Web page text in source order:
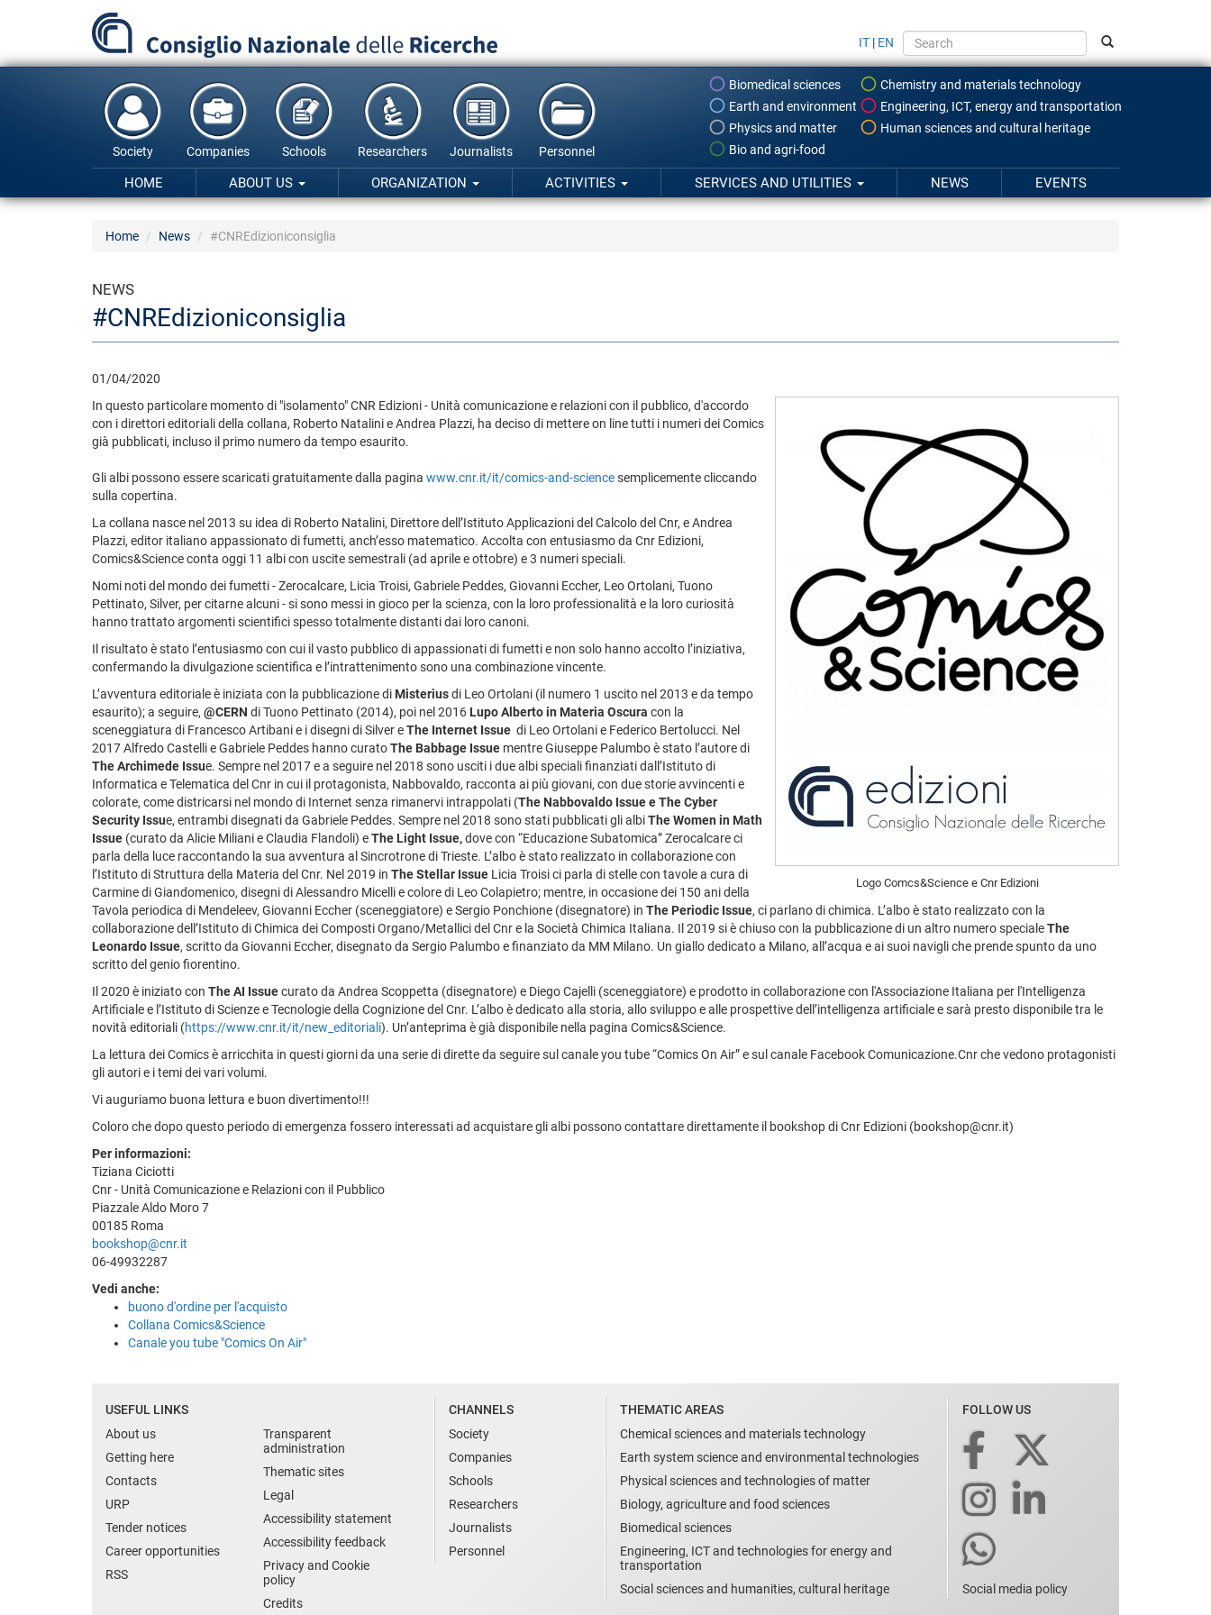
content
IT | EN
Biomedical sciences
Chemistry and materials technology
Earth and environment
Engineering, ICT, energy and transportation
Physics and matter
Human sciences and cultural heritage
Bio and agri-food
Society Companies Schools Researchers Journalists Personnel
HOME ABOUT US ORGANIZATION ACTIVITIES SERVICES AND UTILITIES NEWS EVENTS
Home News #CNREdizioniconsiglia
NEWS
#CNREdizioniconsiglia
01/04/2020
Logo Comcs&Science e Cnr Edizioni
In questo particolare momento di "isolamento" CNR Edizioni - Unità comunicazione e relazioni con il pubblico, d'accordo
con i direttori editoriali della collana, Roberto Natalini e Andrea Plazzi, ha deciso di mettere on line tutti i numeri dei Comics
già pubblicati, incluso il primo numero da tempo esaurito.
Gli albi possono essere scaricati gratuitamente dalla pagina www.cnr.it/it/comics-and-sciencesemplicemente cliccando
sulla copertina.
La collana nasce nel 2013 su idea di Roberto Natalini, Direttore dell’Istituto Applicazioni del Calcolo del Cnr, e Andrea
Plazzi, editor italiano appassionato di fumetti, anch’esso matematico. Accolta con entusiasmo da Cnr Edizioni,
Comics&Science conta oggi 11 albi con uscite semestrali (ad aprile e ottobre) e 3 numeri speciali.
Nomi noti del mondo dei fumetti - Zerocalcare, Licia Troisi, Gabriele Peddes, Giovanni Eccher, Leo Ortolani, Tuono
Pettinato, Silver, per citarne alcuni - si sono messi in gioco per la scienza, con la loro professionalità e la loro curiosità
hanno trattato argomenti scientifici spesso totalmente distanti dai loro canoni.
Il risultato è stato l’entusiasmo con cui il vasto pubblico di appassionati di fumetti e non solo hanno accolto l’iniziativa,
confermando la divulgazione scientifica e l’intrattenimento sono una combinazione vincente.
L’avventura editoriale è iniziata con la pubblicazione di Misteriusdi Leo Ortolani (il numero 1 uscito nel 2013 e da tempo
esaurito); a seguire, @CERN di Tuono Pettinato (2014), poi nel 2016 Lupo Alberto in Materia Oscura con la
sceneggiatura di Francesco Artibani e i disegni di Silver eThe Internet Issue di Leo Ortolani e Federico Bertolucci. Nel
2017 Alfredo Castelli e Gabriele Peddes hanno curatoThe Babbage Issue mentre Giuseppe Palumbo è stato l’autore di
The Archimede Issue. Sempre nel 2017 e a seguire nel 2018 sono usciti i due albi speciali finanziati dall’Istituto di
Informatica e Telematica del Cnr in cui il protagonista, Nabbovaldo, racconta ai più giovani, con due storie avvincenti e
colorate, come districarsi nel mondo di Internet senza rimanervi intrappolati (The Nabbovaldo Issue e The Cyber
Security Issue, entrambi disegnati da Gabriele Peddes. Sempre nel 2018 sono stati pubblicati gli albiThe Women in Math
Issue (curato da Alicie Miliani e Claudia Flandoli) eThe Light Issue,dove con “Educazione Subatomica” Zerocalcare ci
parla della luce raccontando la sua avventura al Sincrotrone di Trieste. L’albo è stato realizzato in collaborazione con
l’Istituto di Struttura della Materia del Cnr. Nel 2019 in The Stellar Issue Licia Troisi ci parla di stelle con tavole a cura di
Carmine di Giandomenico, disegni di Alessandro Micelli e colore di Leo Colapietro; mentre, in occasione dei 150 ani della
Tavola periodica di Mendeleev, Giovanni Eccher (sceneggiatore) e Sergio Ponchione (disegnatore) in The Periodic Issue, ci parlano di chimica. L’albo è stato realizzato con la
collaborazione dell’Istituto di Chimica dei Composti Organo/Metallici del Cnr e la Società Chimica Italiana. Il 2019 si è chiuso con la pubblicazione di un altro numero specialeThe
Leonardo Issue, scritto da Giovanni Eccher, disegnato da Sergio Palumbo e finanziato da MM Milano. Un giallo dedicato a Milano, all’acqua e ai suoi navigli che prende spunto da uno
scritto del genio fiorentino.
Il 2020 è iniziato con The AI Issuecurato da Andrea Scoppetta (disegnatore) e Diego Cajelli (sceneggiatore) e prodotto in collaborazione con l'Associazione Italiana per l'Intelligenza
Artificiale e l’Istituto di Scienze e Tecnologie della Cognizione del Cnr. L’albo è dedicato alla storia, allo sviluppo e alle prospettive dell’intelligenza artificiale e sarà presto disponibile tra le
novità editoriali (https://www.cnr.it/it/new_editoriali). Un’anteprima è già disponibile nella pagina Comics&Science.
La lettura dei Comics è arricchita in questi giorni da una serie di dirette da seguire sul canale you tube “Comics On Air” e sul canale Facebook Comunicazione.Cnr che vedono protagonisti
gli autori e i temi dei vari volumi.
Vi auguriamo buona lettura e buon divertimento!!!
Coloro che dopo questo periodo di emergenza fossero interessati ad acquistare gli albi possono contattare direttamente il bookshop di Cnr Edizioni (bookshop@cnr.it)
Per informazioni:
Tiziana Ciciotti
Cnr - Unità Comunicazione e Relazioni con il Pubblico
Piazzale Aldo Moro 7
00185 Roma
bookshop@cnr.it
06-49932287
Vedi anche:
buono d'ordine per l'acquisto
Collana Comics&Science
Canale you tube "Comics On Air"
USEFUL LINKS
About us
Getting here
Contacts
URP
Tender notices
Career opportunities
RSS
Transparent
administration
Thematic sites
Legal
Accessibility statement
Accessibility feedback
Privacy and Cookie
policy
Credits
CHANNELS
Society
Companies
Schools
Researchers
Journalists
Personnel
THEMATIC AREAS
Chemical sciences and materials technology
Earth system science and environmental technologies
Physical sciences and technologies of matter
Biology, agriculture and food sciences
Biomedical sciences
Engineering, ICT and technologies for energy and
transportation
Social sciences and humanities, cultural heritage
FOLLOW US
Social media policy